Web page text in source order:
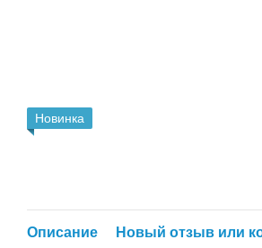
Новинка
Описание Новый отзыв или